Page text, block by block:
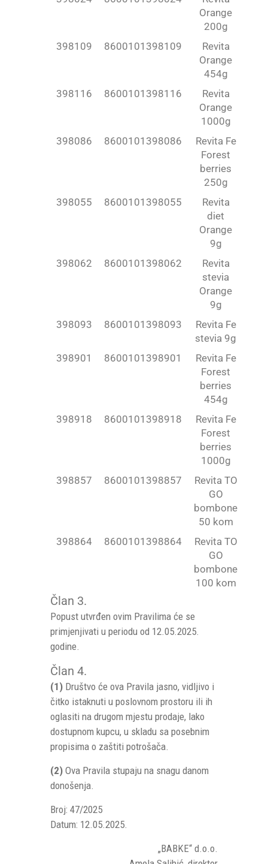
Orange
200g
398109
8600101398109
Revita
Orange
454g
398116
8600101398116
Revita
Orange
1000g
398086
8600101398086
Revita Fe
Forest
berries
250g
398055
8600101398055
Revita
diet
Orange
9g
398062
8600101398062
Revita
stevia
Orange
9g
398093
8600101398093
Revita Fe
stevia 9g
398901
8600101398901
Revita Fe
Forest
berries
454g
398918
8600101398918
Revita Fe
Forest
berries
1000g
398857
8600101398857
Revita TO
GO
bombone
50 kom
398864
8600101398864
Revita TO
GO
bombone
100 kom
Član 3.
Popust utvrđen ovim Pravilima će se
primjenjivati u periodu od 12.05.2025.
godine.
Član 4.
(1) Društvo će ova Pravila jasno, vidljivo i
čitko istaknuti u poslovnom prostoru ili ih
oglasiti na drugom mjestu prodaje, lako
dostupnom kupcu, u skladu sa posebnim
propisima o zaštiti potrošača.
(2) Ova Pravila stupaju na snagu danom
donošenja.
Broj: 47/2025
Datum: 12.05.2025.
„BABKE“ d.o.o.